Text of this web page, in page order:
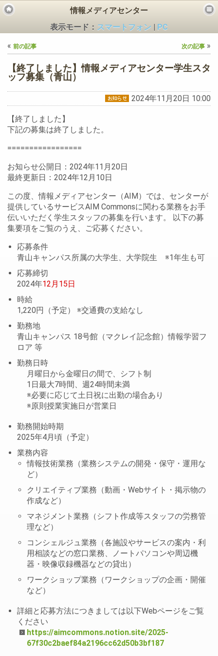
情報メディアセンター
表示モード： スマートフォン
PC
« 前の記事 次の記事 »
【終了しました】情報メディアセンター学生スタ
ッフ募集（青山）
2024年11月20日 10:00
【終了しました】
下記の募集は終了しました。
=================
お知らせ公開日：2024年11月20日
最終更新日：2024年12月10日
この度、情報メディアセンター（AIM）では、センターが
提供しているサービスAIM Commonsに関わる業務をお手
伝いいただく学生スタッフの募集を行います。 以下の募
集要項をご覧のうえ、ご応募ください。
応募条件
青山キャンパス所属の大学生、大学院生 ※1年生も可
応募締切
2024年12月15日
時給
1,220円（予定） ※交通費の支給なし
勤務地
青山キャンパス 18号館（マクレイ記念館）情報学習フ
ロア 等
勤務日時
月曜日から金曜日の間で、シフト制
1日最大7時間、週24時間未満
※必要に応じて土日祝に出勤の場合あり
※原則授業実施日が営業日
勤務開始時期
2025年4月頃（予定）
業務内容
情報技術業務（業務システムの開発・保守・運用な
ど）
クリエイティブ業務（動画・Webサイト・掲示物の
作成など）
マネジメント業務（シフト作成等スタッフの労務管
理など）
コンシェルジュ業務（各施設やサービスの案内・利
用相談などの窓口業務、ノートパソコンや周辺機
器・映像収録機器などの貸出）
ワークショップ業務（ワークショップの企画・開催
など）
詳細と応募方法につきましては以下Webページをご覧
ください
https://aimcommons.notion.site/2025-
67f30c2baef84a2196cc62d50b3bf187